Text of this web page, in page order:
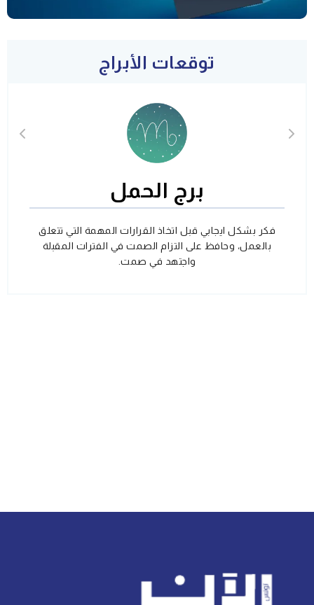
توقعات الأبراج
برج الحمل
فكر بشكل ايجابي قبل اتخاذ القرارات المهمة التي تتعلق
بالعمل، وحافظ على التزام الصمت في الفترات المقبلة
واجتهد في صمت.